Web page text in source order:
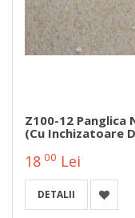
Z100-12
(cu Inchizatoare
18 00 Lei
DETALII